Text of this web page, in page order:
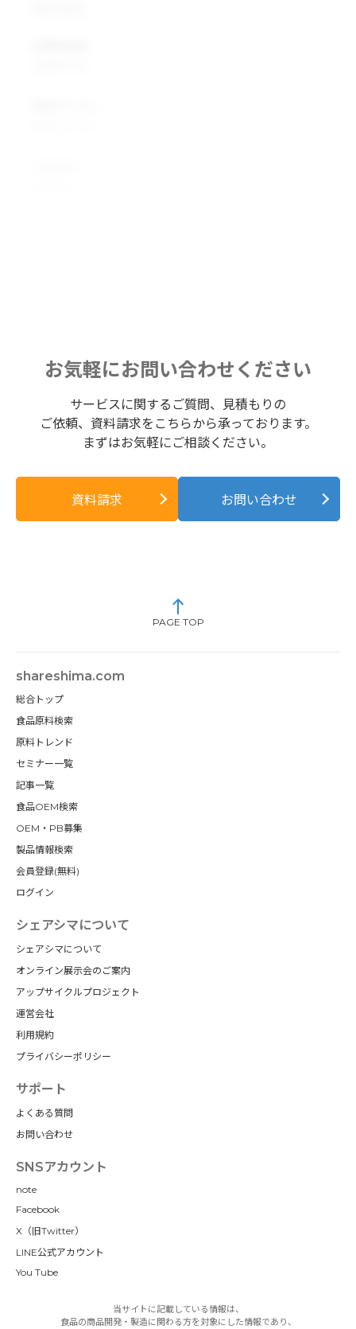
お気軽にお問い合わせください
サービスに関するご質問、見積もりの
ご依頼、資料請求をこちらから承っております。
まずはお気軽にご相談ください。
資料請求 お問い合わせ
PAGE TOP
shareshima.com
総合トップ
食品原料検索
原料トレンド
セミナー一覧
記事一覧
食品OEM検索
OEM・PB募集
製品情報検索
会員登録(無料)
ログイン
シェアシマについて
シェアシマについて
オンライン展示会のご案内
アップサイクルプロジェクト
運営会社
利用規約
プライバシーポリシー
サポート
よくある質問
お問い合わせ
SNSアカウント
note
Facebook
X（旧Twitter）
LINE公式アカウント
You Tube
当サイトに記載している情報は、
食品の商品開発・製造に関わる方を対象にした情報であり、